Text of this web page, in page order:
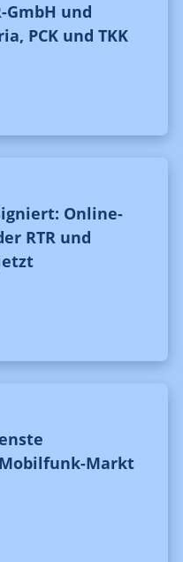
GmbH und
PCK und TKK
Online-
RTR und
Markt